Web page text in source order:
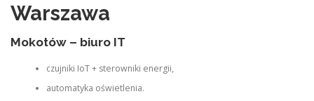
Warszawa
Mokotów – biuro IT
czujniki IoT + sterowniki energii,
automatyka oświetlenia.